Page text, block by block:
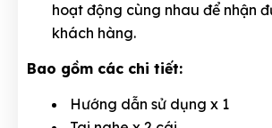
hoạt động cùng nhau để nhận
khách hàng.
Bao gồm các chi tiết:
Hướng dẫn sử dụng x 1